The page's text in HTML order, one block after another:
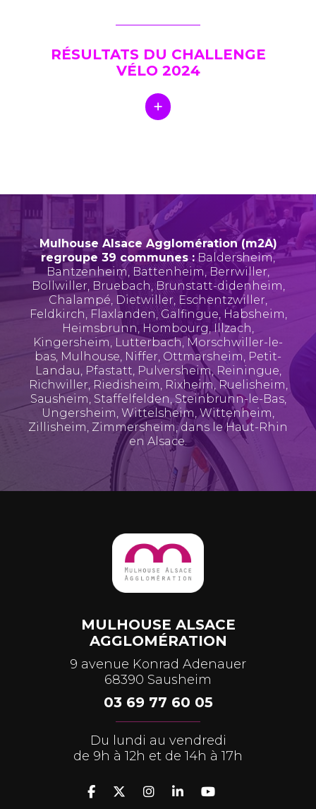
RÉSULTATS DU CHALLENGE
VÉLO 2024
Mulhouse Alsace Agglomération (m2A)
regroupe 39 communes : Baldersheim,
Bantzenheim, Battenheim, Berrwiller,
Bollwiller, Bruebach,Brunstatt-didenheim,
Chalampé, Dietwiller, Eschentzwiller,
Feldkirch, Flaxlanden,Galfingue, Habsheim,
Heimsbrunn, Hombourg,Illzach,
Kingersheim, Lutterbach, Morschwiller-le-
bas, Mulhouse, Niffer, Ottmarsheim, Petit-
Landau, Pfastatt, Pulversheim, Reiningue,
Richwiller, Riedisheim, Rixheim,Ruelisheim,
Sausheim, Staffelfelden, Steinbrunn-le-Bas,
Ungersheim, Wittelsheim,Wittenheim,
Zillisheim, Zimmersheim, dans le Haut-Rhin
en Alsace.
MULHOUSE ALSACE
AGGLOMÉRATION
9 avenue Konrad Adenauer
68390 Sausheim
03 69 77 60 05
Du lundi au vendredi
de 9h à 12h et de 14h à 17h